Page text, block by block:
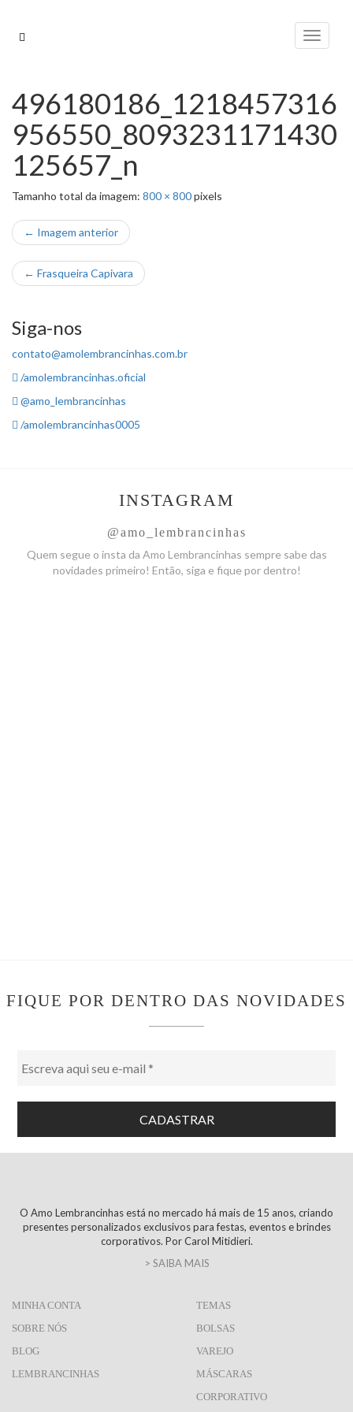
para
Alternar
496180186_1218457316
956550_8093231171430
125657_n
Tamanho total da imagem: 800 × 800pixels
← Imagem anterior
← Frasqueira Capivara
Siga-nos
contato@amolembrancinhas.com.br
/amolembrancinhas.oficial
@amo_lembrancinhas
/amolembrancinhas0005
INSTAGRAM
@amo_lembrancinhas
Quem segue o insta da Amo Lembrancinhas sempre sabe das
novidades primeiro! Então, siga e fique por dentro!
FIQUE POR DENTRO DAS NOVIDADES
O Amo Lembrancinhas está no mercado há mais de 15 anos, criando
presentes personalizados exclusivos para festas, eventos e brindes
corporativos. Por Carol Mitidieri.
> SAIBA MAIS
MINHA CONTA
SOBRE NÓS
BLOG
LEMBRANCINHAS
TEMAS
BOLSAS
VAREJO
MÁSCARAS
CORPORATIVO